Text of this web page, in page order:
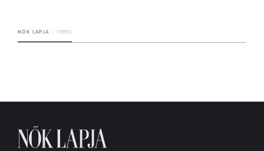
NŐK LAPJA 1 PERC